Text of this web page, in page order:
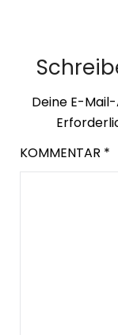
Deine E-
KOMMENTAR *